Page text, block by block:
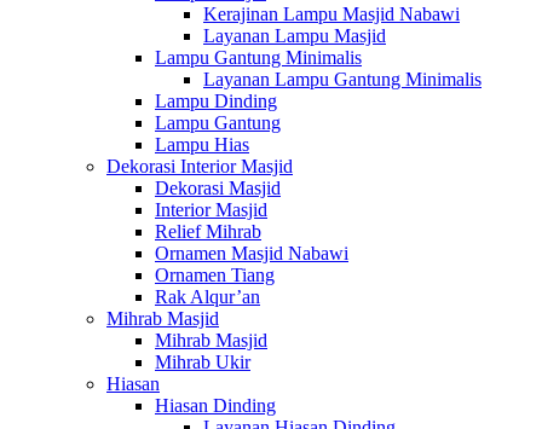
Kerajinan Lampu Masjid Nabawi
Layanan Lampu Masjid
Lampu Gantung Minimalis
Layanan Lampu Gantung Minimalis
Lampu Dinding
Lampu Gantung
Lampu Hias
Dekorasi Interior Masjid
Dekorasi Masjid
Interior Masjid
Relief Mihrab
Ornamen Masjid Nabawi
Ornamen Tiang
Rak Alqur’an
Mihrab Masjid
Mihrab Masjid
Mihrab Ukir
Hiasan
Hiasan Dinding